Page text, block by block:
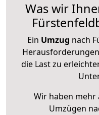
Was wir
Ein Umzug nach
die Last zu
Wir haben mehr
Umzügen